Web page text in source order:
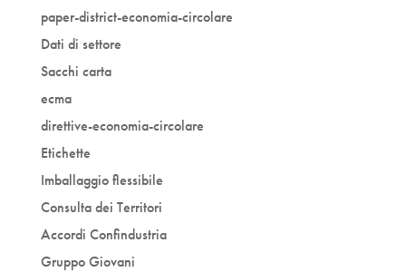
paper-district-economia-circolare
Dati di settore
Sacchi carta
ecma
direttive-economia-circolare
Etichette
Imballaggio flessibile
Consulta dei Territori
Accordi Confindustria
Gruppo Giovani